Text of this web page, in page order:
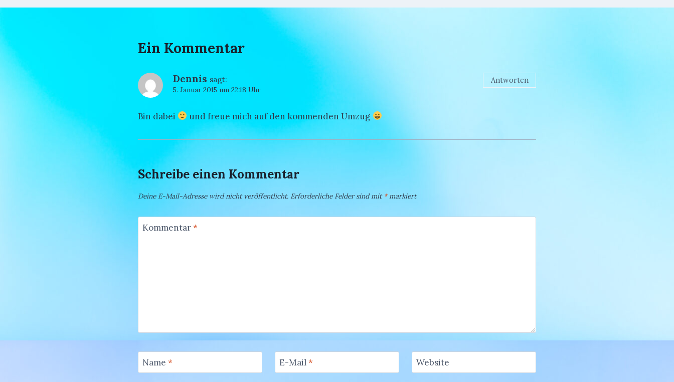
Ein Kommentar
Dennis sagt:
5. Januar 2015 um 22:18 Uhr
Bin dabei und freue mich auf den kommenden Umzug
Antworten
Schreibe einen Kommentar
Deine E-Mail-Adresse wird nicht veröffentlicht. Erforderliche Felder sind mit *markiert
Kommentar*
Name * E-Mail* Website